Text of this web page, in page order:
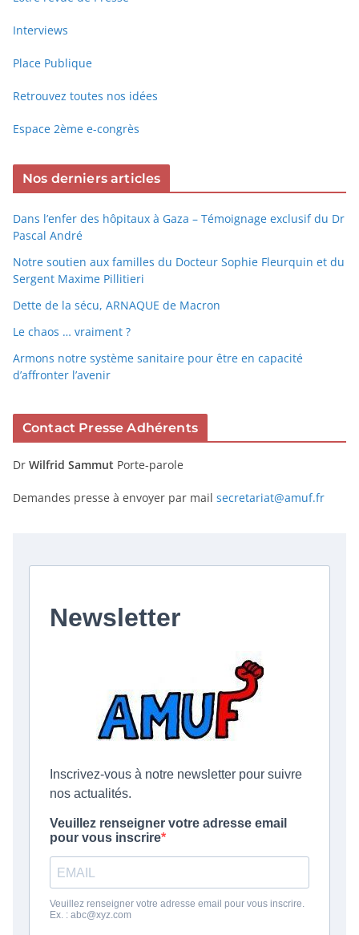
Interviews
Place Publique
Retrouvez toutes nos idées
Espace 2ème e-congrès
Nos derniers articles
Dans l’enfer des hôpitaux à Gaza – Témoignage exclusif du Dr
Pascal André
Notre soutien aux familles du Docteur Sophie Fleurquin et du
Sergent Maxime Pillitieri
Dette de la sécu, ARNAQUE de Macron
Le chaos … vraiment ?
Armons notre système sanitaire pour être en capacité
d’affronter l’avenir
Contact Presse Adhérents
Dr Wilfrid Sammut Porte-parole
Demandes presse à envoyer par mail secretariat@amuf.fr